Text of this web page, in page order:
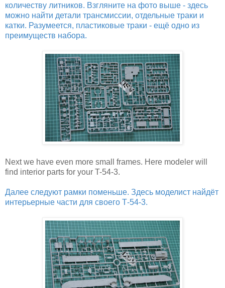
количеству литников. Взгляните на фото выше - здесь
можно найти детали трансмиссии, отдельные траки и
катки. Разумеется, пластиковые траки - ещё одно из
преимуществ набора.
Next we have even more small frames. Here modeler will
find interior parts for your T-54-3.
Далее следуют рамки поменьше. Здесь моделист найдёт
интерьерные части для своего Т-54-3.